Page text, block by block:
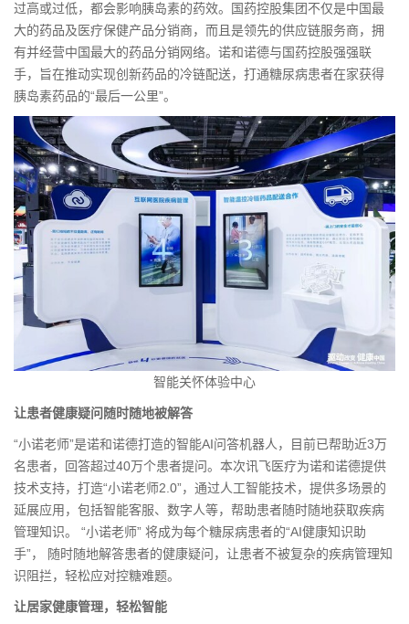
过高或过低，都会影响胰岛素的药效。国药控股集团不仅是中国最
大的药品及医疗保健产品分销商，而且是领先的供应链服务商，拥
有并经营中国最大的药品分销网络。诺和诺德与国药控股强强联
手，旨在推动实现创新药品的冷链配送，打通糖尿病患者在家获得
胰岛素药品的“最后一公里”。
智能关怀体验中心
让患者健康疑问随时随地被解答
“小诺老师”是诺和诺德打造的智能AI问答机器人，目前已帮助近3万
名患者，回答超过40万个患者提问。本次讯飞医疗为诺和诺德提供
技术支持，打造“小诺老师2.0”，通过人工智能技术，提供多场景的
延展应用，包括智能客服、数字人等，帮助患者随时随地获取疾病
管理知识。 “小诺老师” 将成为每个糖尿病患者的“AI健康知识助
手”， 随时随地解答患者的健康疑问，让患者不被复杂的疾病管理知
识阻拦，轻松应对控糖难题。
让居家健康管理，轻松智能